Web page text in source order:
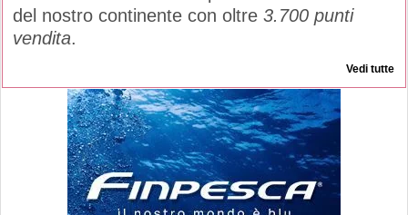
del nostro continente con oltre 3.700 punti
vendita.
Vedi tutte